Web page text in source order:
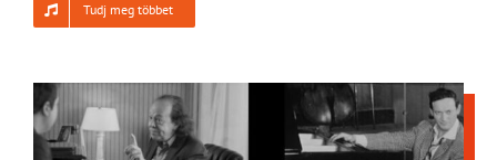
Tudj meg többet